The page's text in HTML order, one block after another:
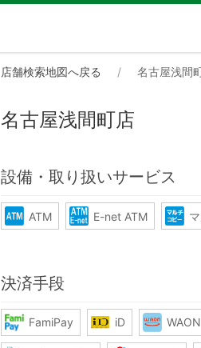
店舗検索地図へ戻る 名古屋浅間
名古屋浅間町店
設備・取り扱いサービス
ATM E-net ATM
決済手段
FamiPay iD WAON